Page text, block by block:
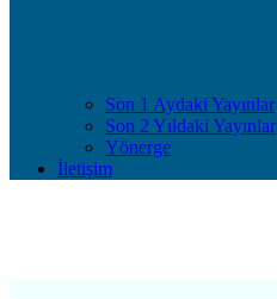
Son 1 Aydaki Yayınlar
Son 2 Yıldaki Yayınlar
Yönerge
İletişim